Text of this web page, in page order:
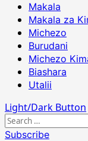
Makala
Makala za
Michezo
Burudani
Michezo
Biashara
Utalii
Light/Dark Button
Search
for:
Subscribe